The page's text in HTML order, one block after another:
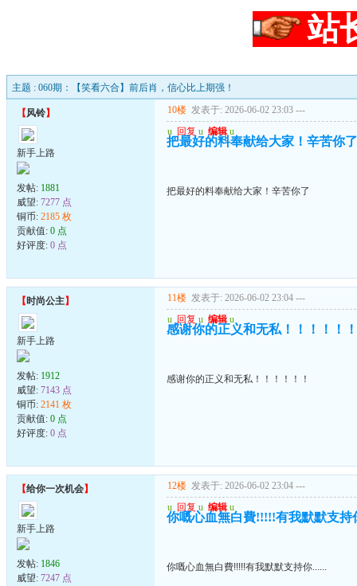
站
主题 : 060期：【笑看六合】前后肖，信心比上期强！
【风铃】
新手上路
发帖: 1881
威望: 7277 点
铜币: 2185 枚
贡献值: 0 点
好评度: 0 点
10楼 发表于: 2026-06-02 23:03 ---
u 回复 u 编辑 u
把最好的料奉献给大家！辛苦你了
把最好的料奉献给大家！辛苦你了
【时尚公主】
新手上路
发帖: 1912
威望: 7143 点
铜币: 2141 枚
贡献值: 0 点
好评度: 0 点
11楼 发表于: 2026-06-02 23:04 ---
u 回复 u 编辑 u
感谢你的正义和无私！！！！！！
感谢你的正义和无私！！！！！！
【给你一次机会】
新手上路
发帖: 1846
威望: 7247 点
12楼 发表于: 2026-06-02 23:04 ---
u 回复 u 编辑 u
你嘅心血無白費!!!!!有我默默支持
你嘅心血無白費!!!!!有我默默支持你......